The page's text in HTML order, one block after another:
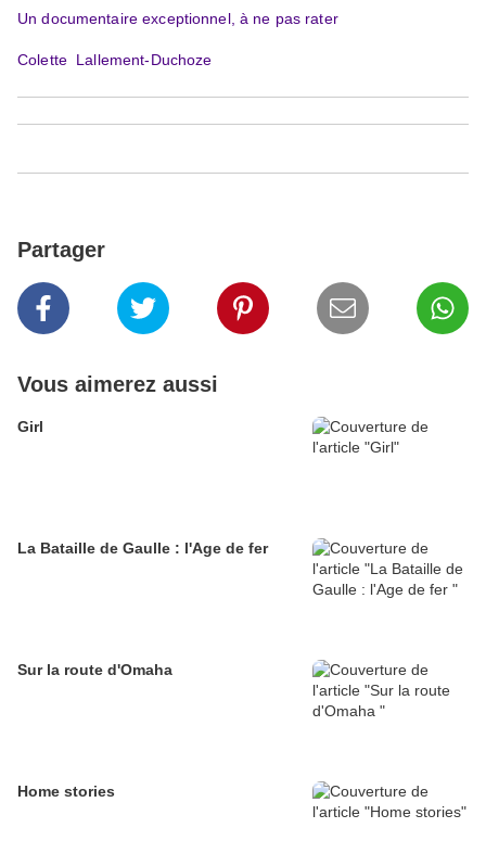
Un documentaire exceptionnel, à ne pas rater
Colette Lallement-Duchoze
Partager
Vous aimerez aussi
Girl
La Bataille de Gaulle : l'Age de fer
Sur la route d'Omaha
Home stories